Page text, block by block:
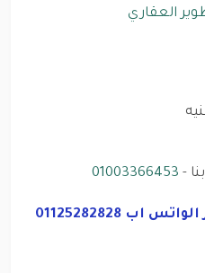
العقاري
-
01003366453
اطلب كتيب المشروع عبر الواتس اب 01125282828